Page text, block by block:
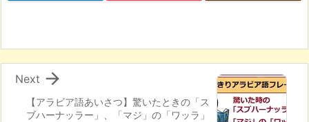
【アラビア語あいさつ】驚いたときの「ス
ブハーナッラー」、「マジ」の「ワッラ」

Next